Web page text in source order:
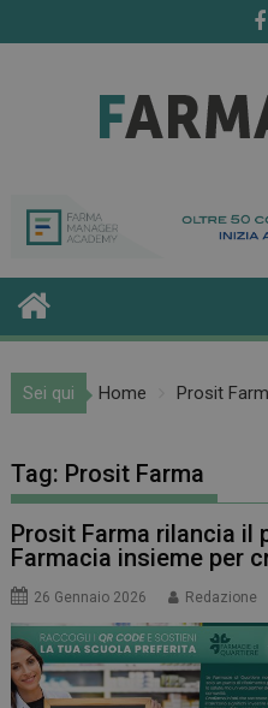
to
Sei qui Home Prosit
Tag: Prosit Farma
Prosit Farma rilancia il
Farmacia insieme per
26 Gennaio 2026 Redazione